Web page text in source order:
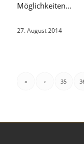
Möglichkeiten…
27. August 2014
« ‹ 35